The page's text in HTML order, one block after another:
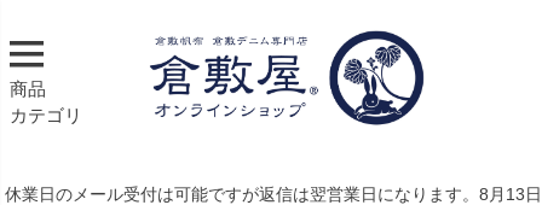
商品
カテゴリ
休業日のメール受付は可能ですが返信は翌営業日になります。8月13日